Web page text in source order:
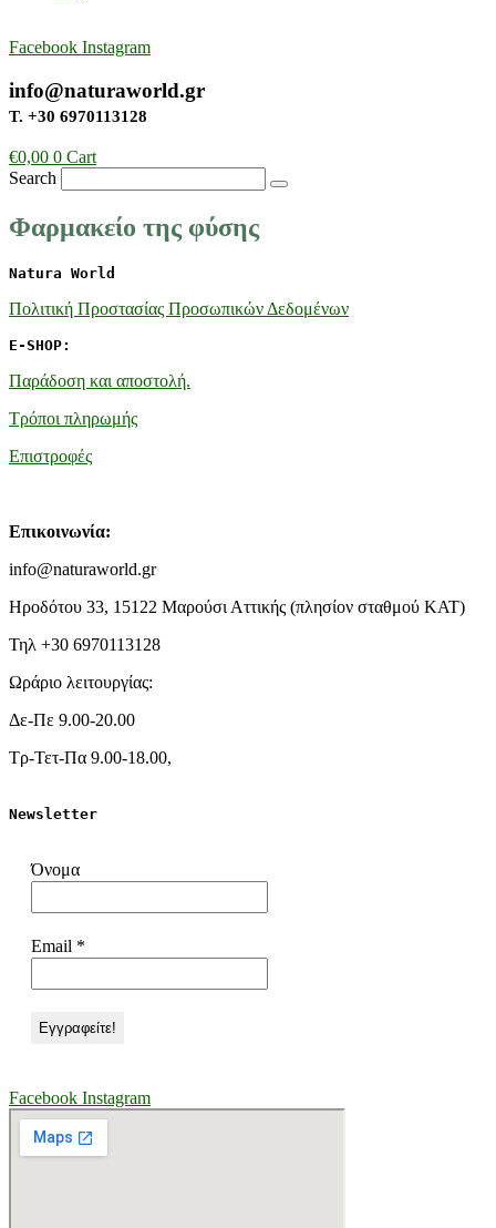
Facebook Instagram
info@naturaworld.gr
Τ. +30 6970113128
€0,00 0 Cart
Search
Φαρμακείο της φύσης
Natura World
Πολιτική Προστασίας Προσωπικών Δεδομένων
E-SHOP:
Παράδοση και αποστολή.
Τρόποι πληρωμής
Επιστροφές
Επικοινωνία:
info@naturaworld.gr
Ηροδότου 33, 15122 Μαρούσι Αττικής (πλησίον σταθμού ΚΑΤ)
Τηλ +30 6970113128
Ωράριο λειτουργίας:
Δε-Πε 9.00-20.00
Τρ-Τετ-Πα 9.00-18.00,
Newsletter
Όνομα
Email *
Facebook Instagram